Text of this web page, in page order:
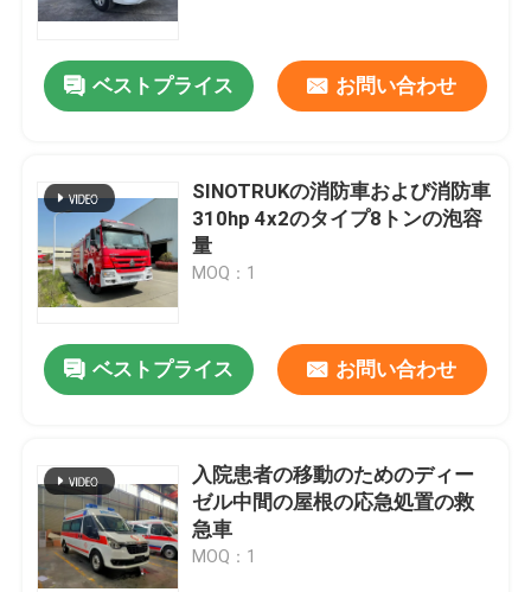
ベストプライス お問い合わせ
SINOTRUKの消防車および消防車
310hp 4x2のタイプ8トンの泡容
量
MOQ：1
ベストプライス お問い合わせ
入院患者の移動のためのディー
ゼル中間の屋根の応急処置の救
急車
MOQ：1